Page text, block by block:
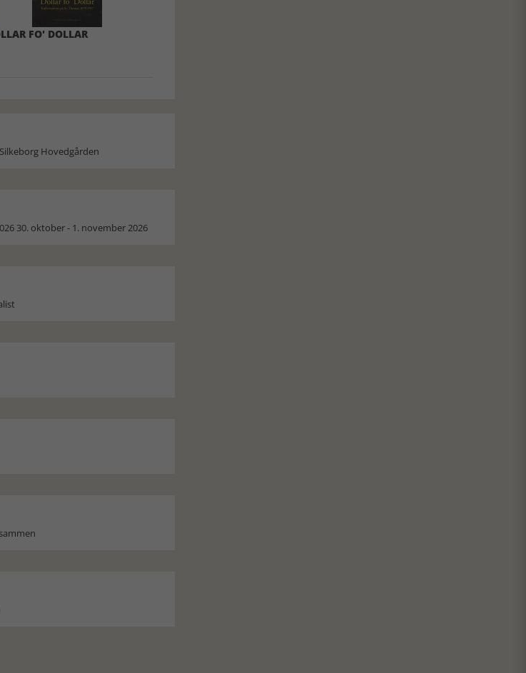
FO' DOLLAR
Hovedgården
30. oktober - 1. november 2026